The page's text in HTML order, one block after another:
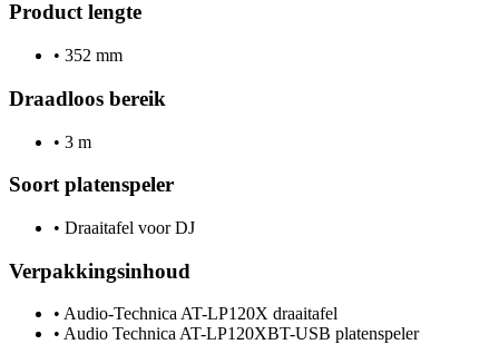
Product lengte
• 352 mm
Draadloos bereik
• 3 m
Soort platenspeler
• Draaitafel voor DJ
Verpakkingsinhoud
• Audio-Technica AT-LP120X draaitafel
• Audio Technica AT-LP120XBT-USB platenspeler